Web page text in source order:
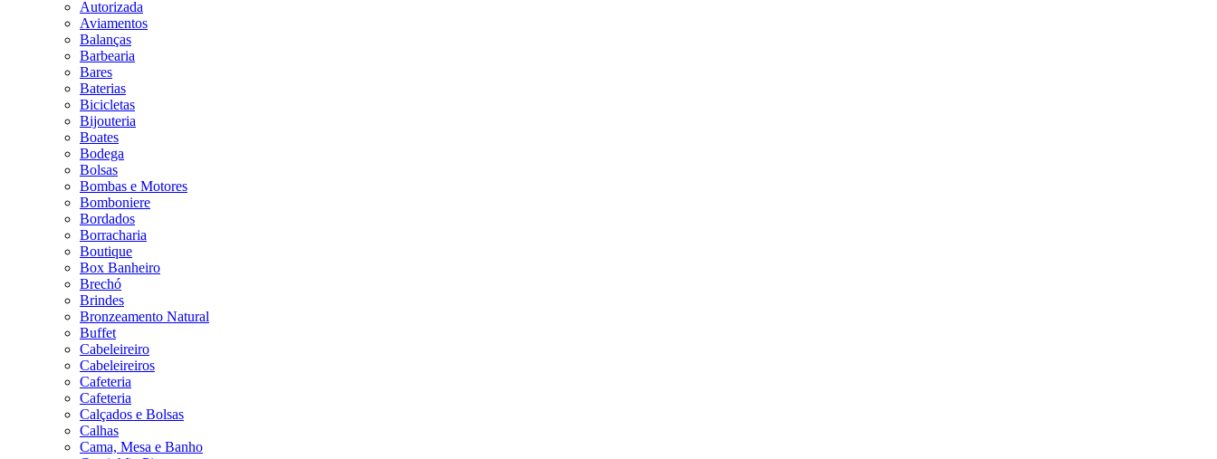
Autorizada
Aviamentos
Balanças
Barbearia
Bares
Baterias
Bicicletas
Bijouteria
Boates
Bodega
Bolsas
Bombas e Motores
Bomboniere
Bordados
Borracharia
Boutique
Box Banheiro
Brechó
Brindes
Bronzeamento Natural
Buffet
Cabeleireiro
Cabeleireiros
Cafeteria
Cafeteria
Calçados e Bolsas
Calhas
Cama, Mesa e Banho